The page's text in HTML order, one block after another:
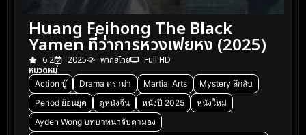
Huang Feihong The Black
Yamen ที่ว่าการหวงเฟยหง (2025)
6.2 2025 พากย์ไทย
Full HD
หมวดหมู่
Action บู๊ Drama ดราม่า Martial Arts
Mystery ลึกลับ
Period ย้อนยุค
ดูหนังจีน หนังปี 2025
หนังใหม่
Ayden Wong บทบาทน่าจับตามอง